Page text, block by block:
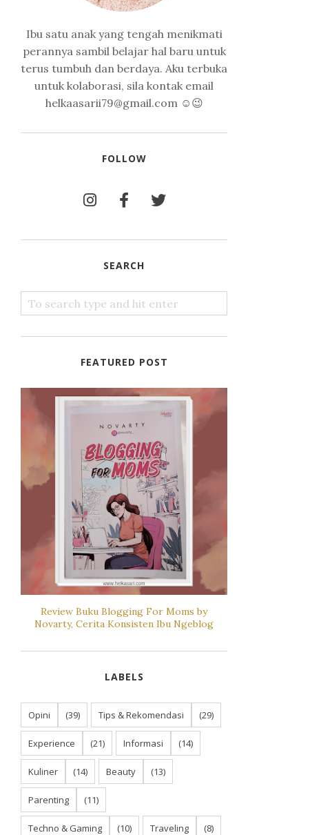
Ibu satu anak yang tengah menikmati
perannya sambil belajar hal baru untuk
terus tumbuh dan berdaya. Aku terbuka
untuk kolaborasi, sila kontak email
helkaasarii79@gmail.com ☺️😉
FOLLOW
SEARCH
FEATURED POST
Review Buku Blogging For Moms by
Novarty, Cerita Konsisten Ibu Ngeblog
LABELS
Opini (39) Tips & Rekomendasi (29)
Experience (21) Informasi (14)
Kuliner (14) Beauty (13)
Parenting (11)
Techno & Gaming (10) Traveling (8)